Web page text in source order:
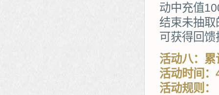
动中充值
结束未抽
可获得回馈
活动八：累
活动时间
活动规则：